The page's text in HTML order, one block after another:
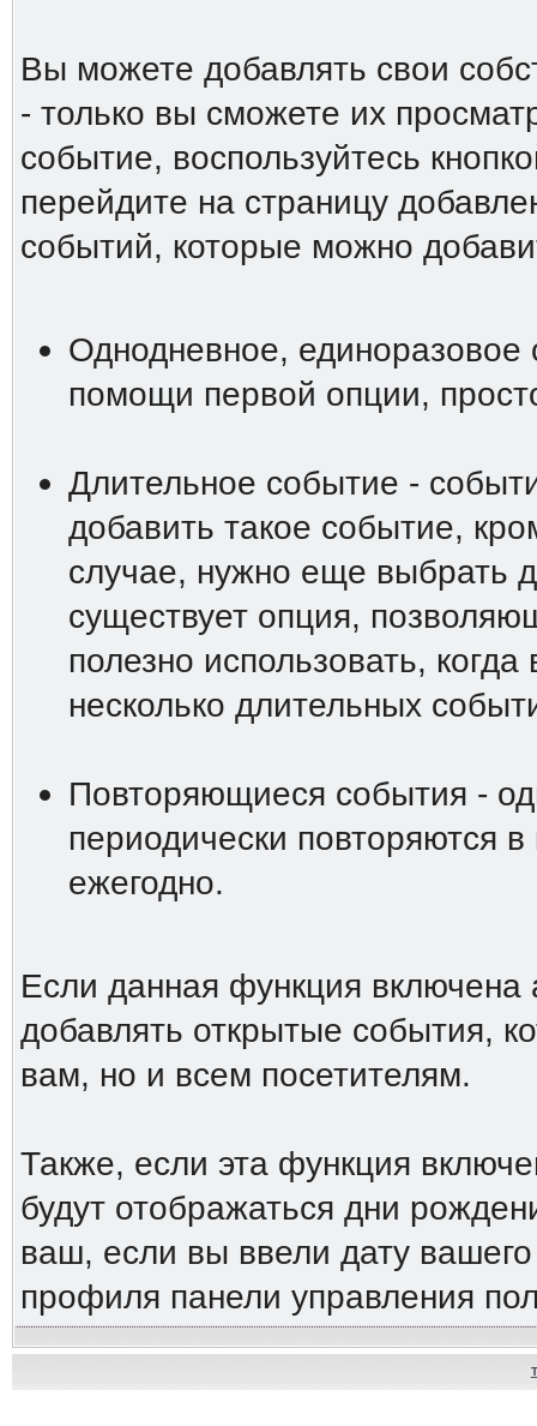
Вы можете добавлять свои
- только вы сможете их
событие, воспользуйтесь
перейдите на страницу
событий, которые можно
Однодневное,
помощи первой опции,
Длительное событие -
добавить такое событие,
случае, нужно еще выбрать
существует опция,
полезно использовать,
несколько длительных
Повторяющиеся события -
периодически повторяются
ежегодно.
Если данная функция
добавлять открытые события,
вам, но и всем посетителям.
Также, если эта функция
будут отображаться дни
ваш, если вы ввели дату
профиля панели управления